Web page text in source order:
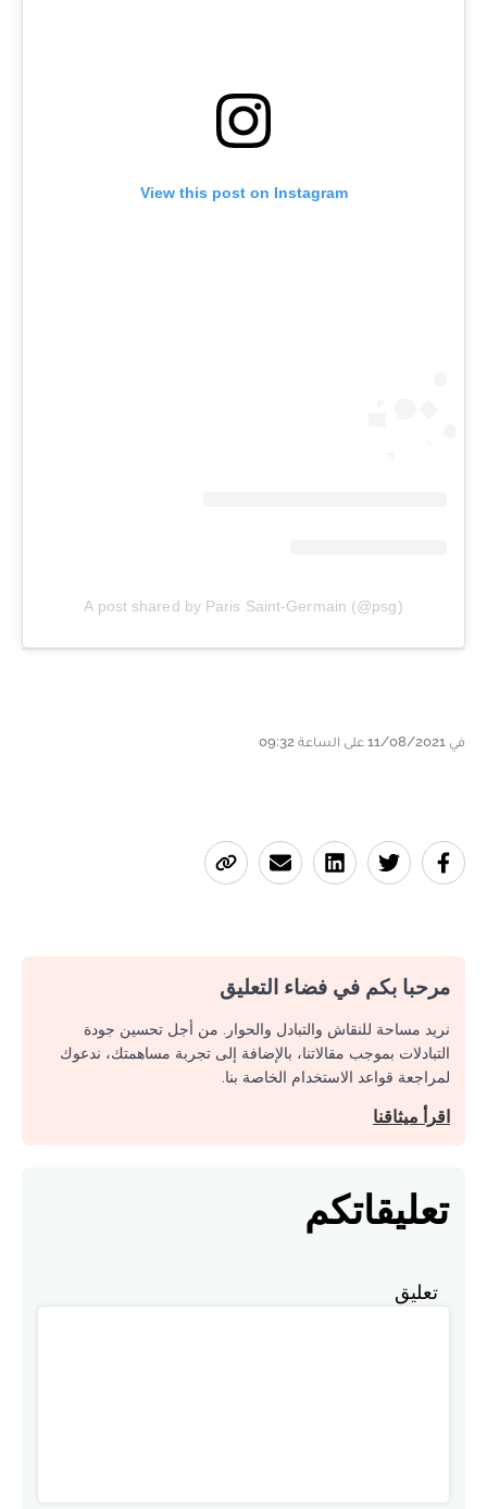
View this post on Instagram
A post shared by Paris Saint-Germain (@psg)
في 11/08/2021 على الساعة 09:32
مرحبا بكم في فضاء التعليق
نريد مساحة للنقاش والتبادل والحوار. من أجل تحسين جودة
التبادلات بموجب مقالاتنا، بالإضافة إلى تجربة مساهمتك، ندعوك
لمراجعة قواعد الاستخدام الخاصة بنا.
اقرأ ميثاقنا
تعليقاتكم
تعليق